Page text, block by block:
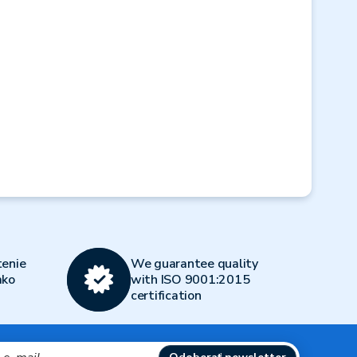
We guarantee quality
with ISO 9001:2015
certification